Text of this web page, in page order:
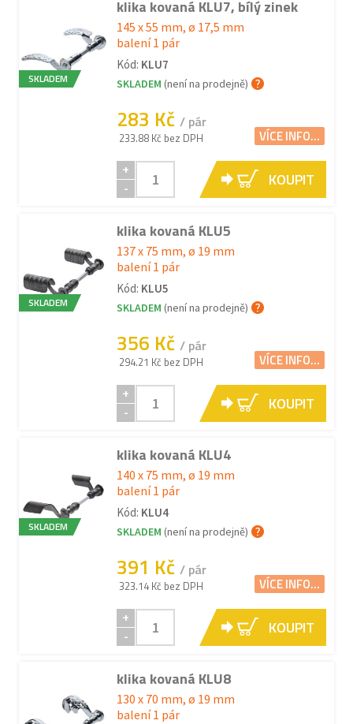
SKLADEM
klika kovaná KLU7, bílý zinek
145 x 55 mm, ø 17,5 mm
balení 1 pár
Kód: KLU7
SKLADEM (není na prodejně)
283 Kč / pár
233.88 Kč bez DPH VÍCE INFO...
+
-
KOUPIT
SKLADEM
klika kovaná KLU5
137 x 75 mm, ø 19 mm
balení 1 pár
Kód: KLU5
SKLADEM (není na prodejně)
356 Kč / pár
294.21 Kč bez DPH VÍCE INFO...
+
-
KOUPIT
SKLADEM
klika kovaná KLU4
140 x 75 mm, ø 19 mm
balení 1 pár
Kód: KLU4
SKLADEM (není na prodejně)
391 Kč / pár
323.14 Kč bez DPH VÍCE INFO...
+
-
KOUPIT
klika kovaná KLU8
130 x 70 mm, ø 19 mm
balení 1 pár